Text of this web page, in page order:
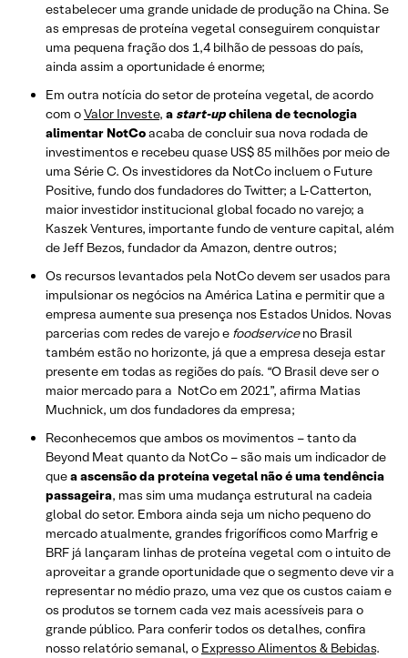
estabelecer uma grande unidade de produção na China. Se
as empresas de proteína vegetal conseguirem conquistar
uma pequena fração dos 1,4 bilhão de pessoas do país,
ainda assim a oportunidade é enorme;
Em outra notícia do setor de proteína vegetal, de acordo
com oValor Investe, a start-upchilena de tecnologia
alimentar NotCoacaba de concluir sua nova rodada de
investimentos e recebeu quase US$ 85 milhões por meio de
uma Série C. Os investidores da NotCo incluem o Future
Positive, fundo dos fundadores do Twitter; a L-Catterton,
maior investidor institucional global focado no varejo; a
Kaszek Ventures, importante fundo de venture capital, além
de Jeff Bezos, fundador da Amazon, dentre outros;
Os recursos levantados pela NotCo devem ser usados ​​para
impulsionar os negócios na América Latina e permitir que a
empresa aumente sua presença nos Estados Unidos. Novas
parcerias com redes de varejo e foodserviceno Brasil
também estão no horizonte, já que a empresa deseja estar
presente em todas as regiões do país. “O Brasil deve ser o
maior mercado para a NotCo em 2021”, afirma Matias
Muchnick, um dos fundadores da empresa;
Reconhecemos que ambos os movimentos – tanto da
Beyond Meat quanto da NotCo – são mais um indicador de
quea ascensão da proteína vegetal não é uma tendência
passageira, mas sim uma mudança estrutural na cadeia
global do setor. Embora ainda seja um nicho pequeno do
mercado atualmente, grandes frigoríficos como Marfrig e
BRF já lançaram linhas de proteína vegetal com o intuito de
aproveitar a grande oportunidade que o segmento deve vir a
representar no médio prazo, uma vez que os custos caiam e
os produtos se tornem cada vez mais acessíveis para o
grande público. Para conferir todos os detalhes, confira
nosso relatório semanal, o Expresso Alimentos & Bebidas.